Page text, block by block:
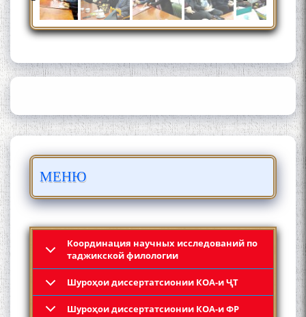
МЕНЮ
Координация научных исследований по
таджикской филологии
Шyроҳои диссертатсионии КОА-и ҶТ
Шyроҳои диссертатсионии КОА-и ФР
Сайре дар Осорхона
Осорхонаи адабии
Муҳаммадҷон Раҳимӣ
Қадамҷо: Муҳаммадҷон
Раҳимӣ